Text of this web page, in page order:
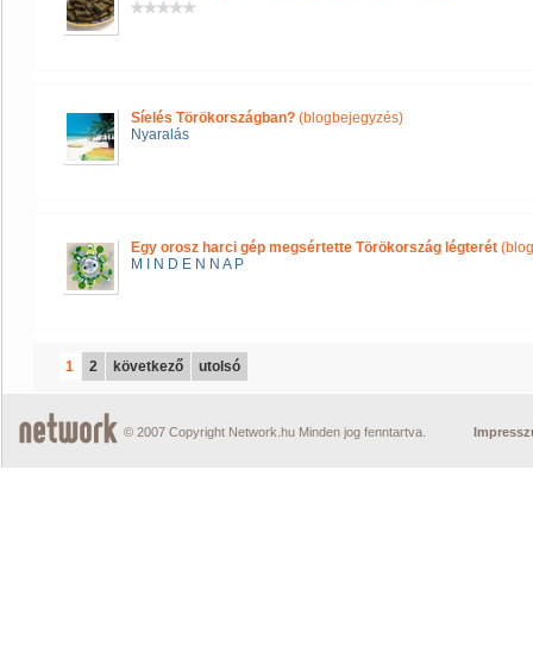
Síelés Törökországban? (blogbejegyzés)
Nyaralás
Egy orosz harci gép megsértette Törökország légterét
M I N D E N N A P
1 2 következő utolsó
© 2007 Copyright Network.hu Minden jog fenntartva.